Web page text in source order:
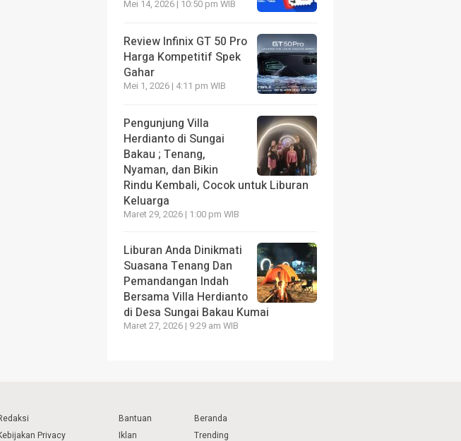
Mei 14, 2026 | 10:50 pm WIB
Review Infinix GT 50 Pro
Harga Kompetitif Spek
Gahar
Mei 1, 2026 | 4:11 pm WIB
Pengunjung Villa
Herdianto di Sungai
Bakau ; Tenang,
Nyaman, dan Bikin
Rindu Kembali, Cocok untuk Liburan
Keluarga
Maret 29, 2026 | 1:00 pm WIB
Liburan Anda Dinikmati
Suasana Tenang Dan
Pemandangan Indah
Bersama Villa Herdianto
di Desa Sungai Bakau Kumai
Maret 27, 2026 | 9:29 am WIB
Privacy
Bantuan
Iklan
Beranda
Trending